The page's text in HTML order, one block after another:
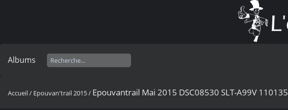
Albums
Accueil/ Epouvan'trail 2015/ Epouvantrail Mai 2015 DSC08530 SLT-A99V 110135